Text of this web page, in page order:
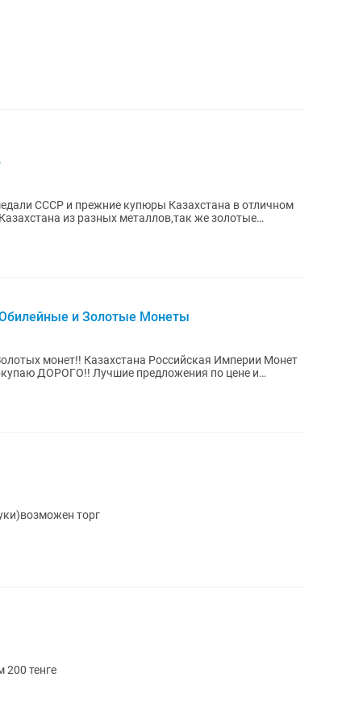
СССР и прежние купюры Казахстана в отличном
из разных металлов,так же золотые
и Золотые Монеты
монет!! Казахстана Российская Империи Монет
торг
тенге